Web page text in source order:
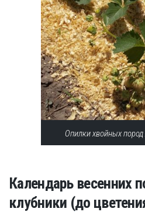
Опилки хвойных
Календарь весенних
клубники (до